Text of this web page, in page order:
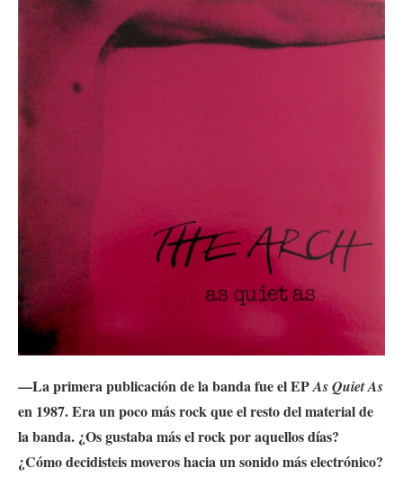
—La primera publicación de la banda fue el EPAs Quiet As
en 1987. Era un poco más rock que el resto del material de
la banda. ¿Os gustaba más el rock por aquellos días?
¿Cómo decidisteis moveros hacia un sonido más electrónico?